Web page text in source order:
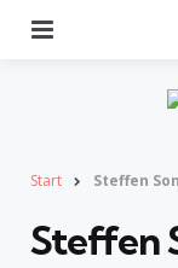
Start Steffen
Steffen